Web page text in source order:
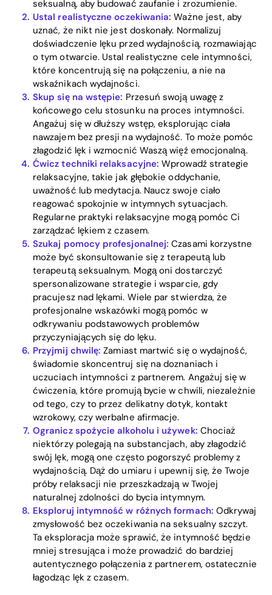
Home
Blog
Download
seksualną, aby budować zaufanie i zrozumienie.
Ustal realistyczne oczekiwania: Ważne jest, aby
uznać, że nikt nie jest doskonały. Normalizuj
doświadczenie lęku przed wydajnością, rozmawiając
o tym otwarcie. Ustal realistyczne cele intymności,
które koncentrują się na połączeniu, a nie na
wskaźnikach wydajności.
Skup się na wstępie: Przesuń swoją uwagę z
końcowego celu stosunku na proces intymności.
Angażuj się w dłuższy wstęp, eksplorując ciała
nawzajem bez presji na wydajność. To może pomóc
złagodzić lęk i wzmocnić Waszą więź emocjonalną.
Ćwicz techniki relaksacyjne: Wprowadź strategie
relaksacyjne, takie jak głębokie oddychanie,
uważność lub medytacja. Naucz swoje ciało
reagować spokojnie w intymnych sytuacjach.
Regularne praktyki relaksacyjne mogą pomóc Ci
zarządzać lękiem z czasem.
Szukaj pomocy profesjonalnej: Czasami korzystne
może być skonsultowanie się z terapeutą lub
terapeutą seksualnym. Mogą oni dostarczyć
spersonalizowane strategie i wsparcie, gdy
pracujesz nad lękami. Wiele par stwierdza, że
profesjonalne wskazówki mogą pomóc w
odkrywaniu podstawowych problemów
przyczyniających się do lęku.
Przyjmij chwilę: Zamiast martwić się o wydajność,
świadomie skoncentruj się na doznaniach i
uczuciach intymności z partnerem. Angażuj się w
ćwiczenia, które promują bycie w chwili, niezależnie
od tego, czy to przez delikatny dotyk, kontakt
wzrokowy, czy werbalne afirmacje.
Ogranicz spożycie alkoholu i używek: Chociaż
niektórzy polegają na substancjach, aby złagodzić
swój lęk, mogą one często pogorszyć problemy z
wydajnością. Dąż do umiaru i upewnij się, że Twoje
próby relaksacji nie przeszkadzają w Twojej
naturalnej zdolności do bycia intymnym.
Eksploruj intymność w różnych formach: Odkrywaj
zmysłowość bez oczekiwania na seksualny szczyt.
Ta eksploracja może sprawić, że intymność będzie
mniej stresująca i może prowadzić do bardziej
autentycznego połączenia z partnerem, ostatecznie
łagodząc lęk z czasem.